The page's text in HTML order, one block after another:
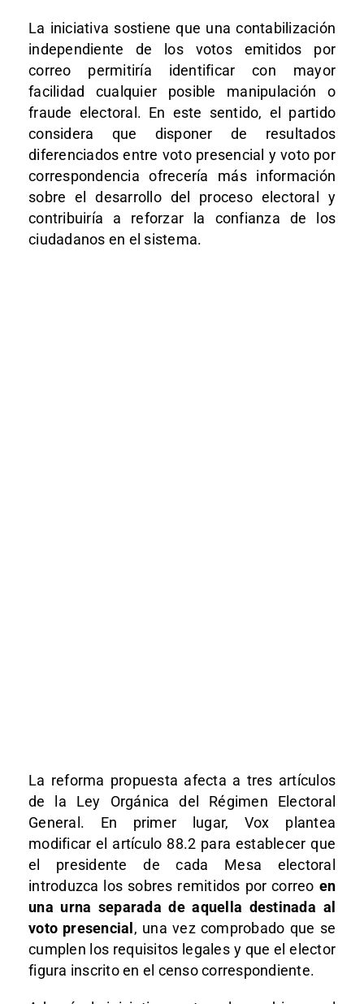
La iniciativa sostiene que una contabilización
independiente de los votos emitidos por
correo permitiría identificar con mayor
facilidad cualquier posible manipulación o
fraude electoral. En este sentido, el partido
considera que disponer de resultados
diferenciados entre voto presencial y voto por
correspondencia ofrecería más información
sobre el desarrollo del proceso electoral y
contribuiría a reforzar la confianza de los
ciudadanos en el sistema.
La reforma propuesta afecta a tres artículos
de la Ley Orgánica del Régimen Electoral
General. En primer lugar, Vox plantea
modificar el artículo 88.2 para establecer que
el presidente de cada Mesa electoral
introduzca los sobres remitidos por correo en
una urna separada de aquella destinada al
voto presencial , una vez comprobado que se
cumplen los requisitos legales y que el elector
figura inscrito en el censo correspondiente.